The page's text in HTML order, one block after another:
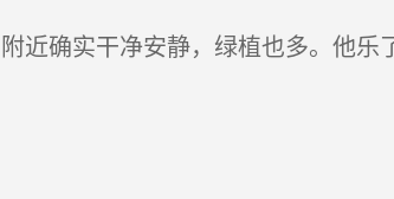
确实干净安静，绿植也多。他乐